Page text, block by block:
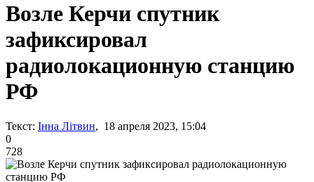
Возле Керчи спутник
зафиксировал
радиолокационную станцию
РФ
Текст: Інна Літвин, 18 апреля 2023, 15:04
0
728